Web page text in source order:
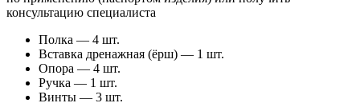
консультацию специалиста
Полка — 4 шт.
Вставка дренажная (ёрш) — 1 шт.
Опора — 4 шт.
Ручка — 1 шт.
Винты — 3 шт.